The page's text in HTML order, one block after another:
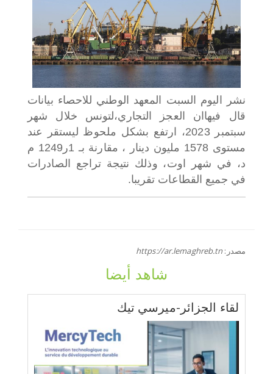
نشر اليوم السبت المعهد الوطني للاحصاء بيانات
قال فيهاان العجز التجاري،لتونس خلال شهر
سبتمبر 2023، ارتفع بشكل ملحوظ ليستقر عند
مستوى 1578 مليون دينار ، مقارنة بـ 1ر1249 م
د، في شهر اوت، وذلك نتيجة تراجع الصادرات
في جميع القطاعات تقريبا.
مصدر: https://ar.lemaghreb.tn
شاهد أيضا
لقاء الجزائر-ميرسي تيك